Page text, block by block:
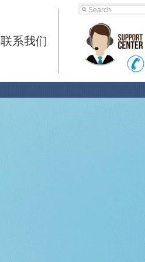
联系我们